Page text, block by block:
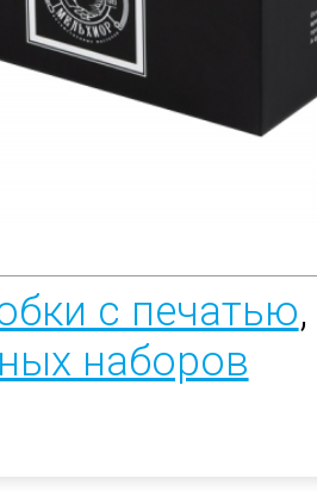
с печатью,
наборов